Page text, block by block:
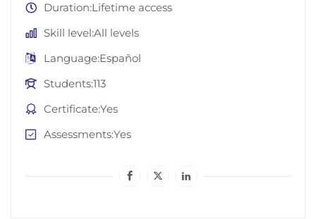
DurationLifetime access
Skill levelAll levels
LanguageEspañol
Students113
CertificateYes
AssessmentsYes